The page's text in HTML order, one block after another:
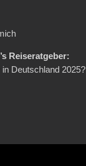
Reiseratgeber:
in Deutschland 2025?